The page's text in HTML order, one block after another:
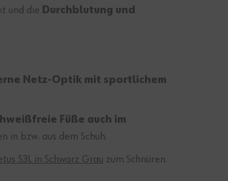
und die Durchblutung und
Netz-Optik mit sportlichem
Füße auch im
in bzw. aus dem Schuh.
S3L in Schwarz Grau zum Schnüren.